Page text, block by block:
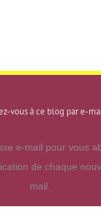
vous à ce blog par e-
e-mail pour vous
de chaque
mail.